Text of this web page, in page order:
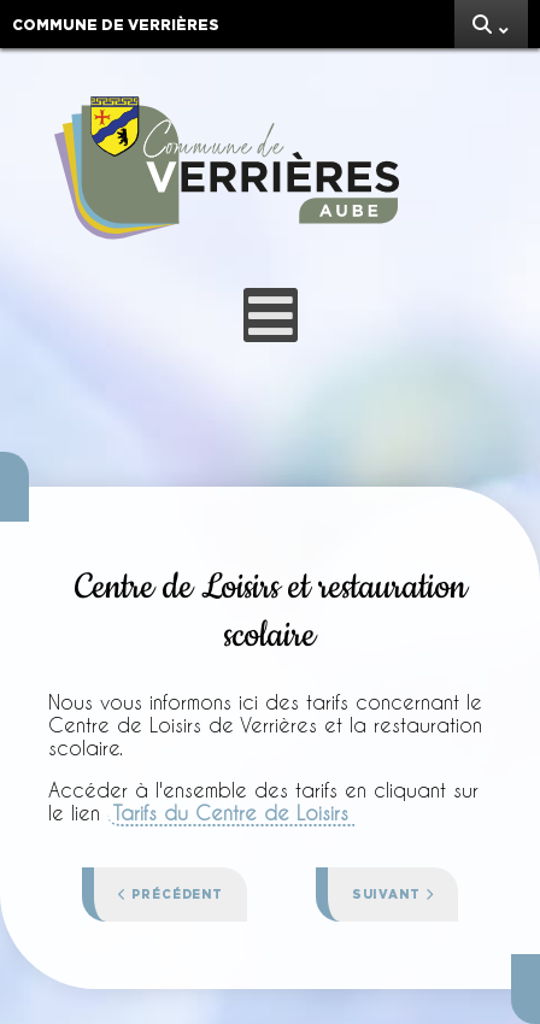
COMMUNE DE VERRIÈRES
Centre de Loisirs et restauration
scolaire
Nous vous informons ici des tarifs concernant le
Centre de Loisirs de Verrières et la restauration
scolaire.
Accéder à l'ensemble des tarifs en cliquant sur
le lien
Tarifs du Centre de Loisirs
ARTICLE PRÉCÉDENT : BIBLIOTHÈQUE DE VERRIÈRES
PRÉCÉDENT ARTICLE SUIVANT :
SUIVANT